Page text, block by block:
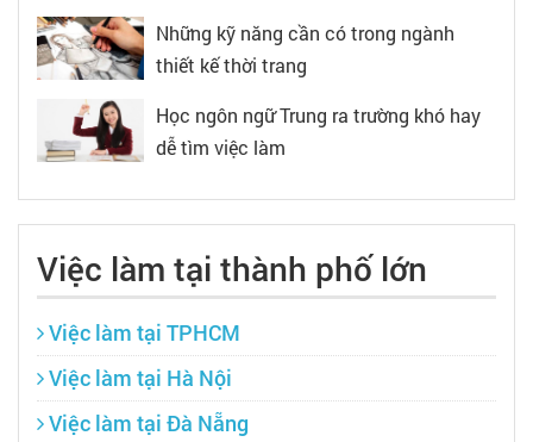
Những kỹ năng cần có trong ngành
thiết kế thời trang
Học ngôn ngữ Trung ra trường khó hay
dễ tìm việc làm
Việc làm tại thành phố lớn
Việc làm tại TPHCM
Việc làm tại Hà Nội
Việc làm tại Đà Nẵng